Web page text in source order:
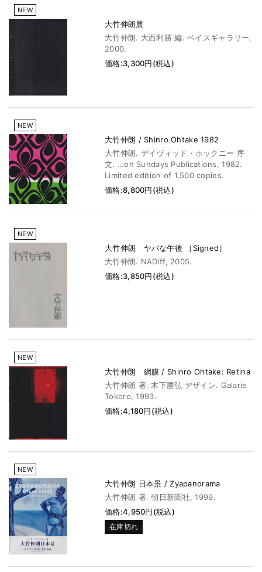
NEW
大竹伸朗展
大竹伸朗. 大西利勝 編. ベイスギャラリー,
2000.
価格:3,300円(税込)
NEW
大竹伸朗 / Shinro Ohtake 1982
大竹伸朗. デイヴィッド・ホックニー 序
文. …on Sundays Publications, 1982.
Limited edition of 1,500 copies.
価格:8,800円(税込)
NEW
大竹伸朗 ヤバな午後 ［Signed］
大竹伸朗. NADiff, 2005.
価格:3,850円(税込)
NEW
大竹伸朗 網膜 / Shinro Ohtake: Retina
大竹伸朗 著. 木下勝弘 デザイン. Galarie
Tokoro, 1993.
価格:4,180円(税込)
NEW
大竹伸朗 日本景 / Zyapanorama
大竹伸朗 著. 朝日新聞社, 1999.
価格:4,950円(税込)
在庫切れ